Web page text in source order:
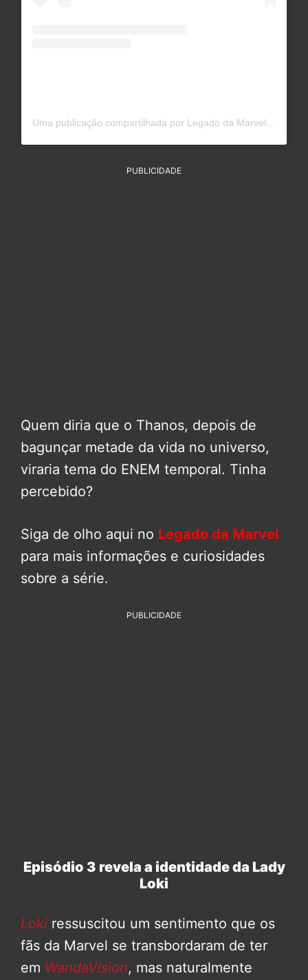
PUBLICIDADE
Quem diria que o Thanos, depois de
bagunçar metade da vida no universo,
viraria tema do ENEM temporal. Tinha
percebido?
Siga de olho aqui no Legado da Marvel
para mais informações e curiosidades
sobre a série.
PUBLICIDADE
Episódio 3 revela a identidade da Lady
Loki
Loki ressuscitou um sentimento que os
fãs da Marvel se transbordaram de ter
em WandaVision, mas naturalmente